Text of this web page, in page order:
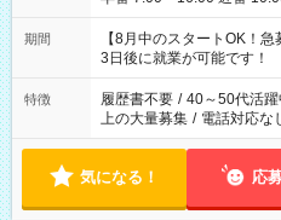
と休みを合わせたい」 「
「できれば残業はしたく
ね。 ※Wワーク希望の方へ 今ご覧のお仕事で希望する勤務時間
と、もう1つのお仕事の勤
合は応募できません。
期間
【8月中のスタートOK！
3日後に就業が可能です！
特徴 履歴書不要 / 40～50代活躍
上の大量募集 / 電話対応な
気になる！ 応